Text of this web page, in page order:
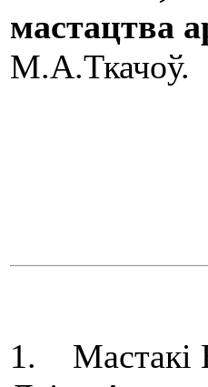
мастацтва
М.А.Ткачоў.
1. Мастакі